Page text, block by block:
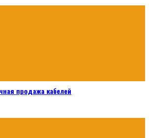
продажа кабелей